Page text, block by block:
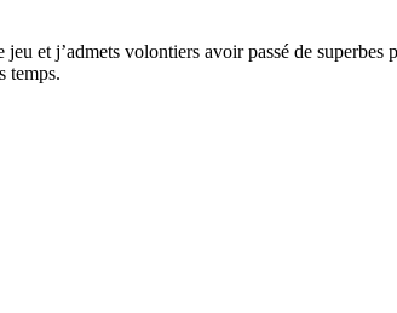
et j’admets volontiers avoir passé de superbes
temps.